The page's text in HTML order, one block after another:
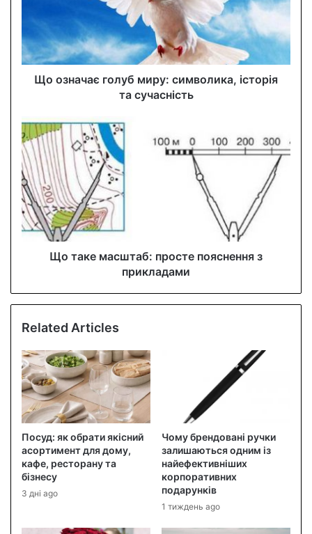
a
d
s
s
Що означає голуб миру: символика, історія
та сучасність
Що таке масштаб: просте пояснення з
прикладами
Related Articles
Посуд: як обрати якісний
асортимент для дому,
кафе, ресторану та
бізнесу
3 дні ago
Чому брендовані ручки
залишаються одним із
найефективніших
корпоративних
подарунків
1 тиждень ago